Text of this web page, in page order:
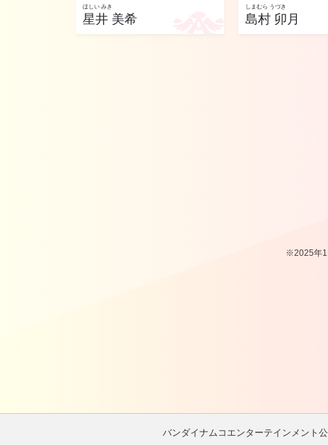
ほしい みき
星井 美希
しまむら うづき
島村 卯月
※2025年
バンダイナムコエンターテインメント